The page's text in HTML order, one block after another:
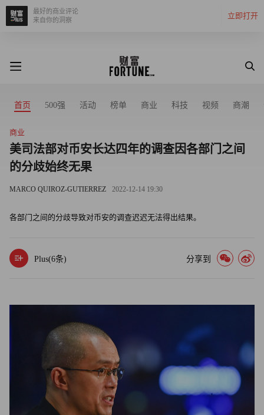
立即打开
最好的商业评论
来自你的洞察
首页 500强 活动 榜单 商业 科技 视频 商潮
商业
美司法部对币安长达四年的调查因各部门之间
的分歧始终无果
MARCO QUIROZ-GUTIERREZ 2022-12-14 19:30
各部门之间的分歧导致对币安的调查迟迟无法得出结果。
Plus(6条) 分享到